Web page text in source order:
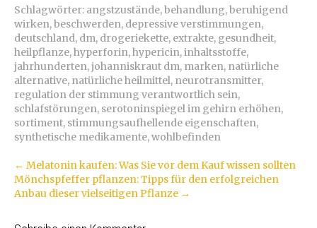
Schlagwörter: angstzustände,behandlung,beruhigend
wirken,beschwerden, depressive verstimmungen,
deutschland, dm, drogeriekette, extrakte, gesundheit,
heilpflanze,hyperforin,hypericin,inhaltsstoffe,
jahrhunderten,johanniskraut dm, marken, natürliche
alternative, natürliche heilmittel, neurotransmitter,
regulation der stimmung verantwortlich sein,
schlafstörungen, serotoninspiegel im gehirn erhöhen,
sortiment, stimmungsaufhellende eigenschaften,
synthetische medikamente,wohlbefinden
Artikel-
Navigation
← Melatonin kaufen: Was Sie vor dem Kauf wissen sollten
Mönchspfeffer pflanzen: Tipps für den erfolgreichen
Anbau dieser vielseitigen Pflanze →